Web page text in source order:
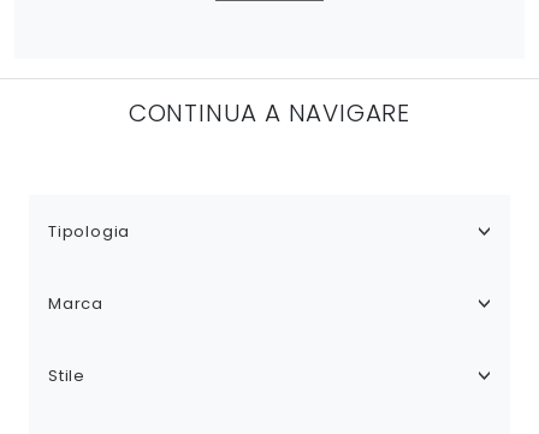
CONTINUA A NAVIGARE
Tipologia
Marca
Stile